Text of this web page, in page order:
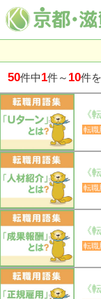
50件中1件～ 10件
《
転職
《
転職
《
転職
《